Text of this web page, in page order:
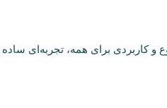
و کاربردی برای همه، تجربه‌ای